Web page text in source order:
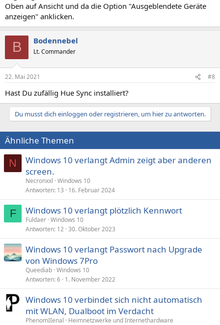
Oben auf Ansicht und da die Option "Ausgeblendete Geräte
anzeigen" anklicken.
B Bodennebel
Lt. Commander
22. Mai 2021 #8
Hast Du zufällig Hue Sync installiert?
Du musst dich einloggen oder registrieren, um hier zu antworten.
Ähnliche Themen
N
Windows 10 verlangt Admin zeigt aber anderen
screen.
Necronxxl Windows 10
Antworten 13 16. Februar 2024
F Windows 10 verlangt plötzlich Kennwort
Fuldaer Windows 10
Antworten 12 30. Oktober 2023
Windows 10 verlangt Passwort nach Upgrade
von Windows 7Pro
Queediab Windows 10
Antworten 6 1. November 2022
Windows 10 verbindet sich nicht automatisch
mit WLAN, Dualboot im Verdacht
PhenomIIenal
Heimnetzwerke und Internethardware